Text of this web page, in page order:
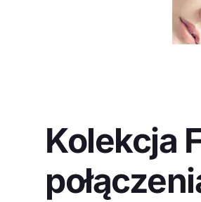
Kolekcja